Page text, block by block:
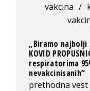
vakcina /
„Biramo najbolji
KOVID
respiratorima
nevakcinisanih“
prethodna vest